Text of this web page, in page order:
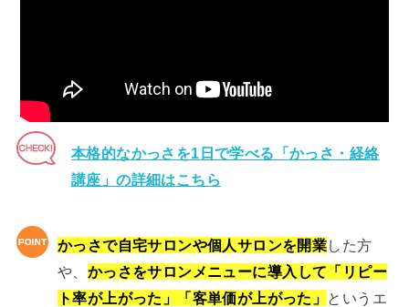
本格的なかっさを1日で学べる「かっさ・経絡
講座」の詳細はこちら
かっさで自宅サロンや個人サロンを開業した方
や、 かっさをサロンメニューに導入して「リピー
ト率が上がった」「客単価が上がった」 というエ